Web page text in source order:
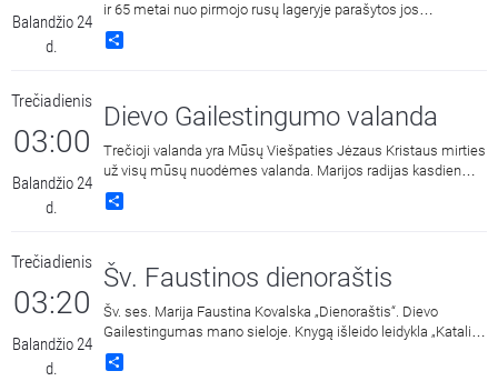
Balandžio 24
d.
ir 65 metai nuo pirmojo rusų lageryje parašytos jos
maldaknygės „Marija, gelbėki mus“ leidimo. Ta proga
Lietuvos politinių kalinių bendrija „Kolyma“ 2024 m. balandžio
Adelės Dirsytės pavyzdys“. Ištraukas iš Adelės Dirsytės
knygos „Jūs manieji: Laiškai“ skaito aktorė Dominyka
Budinavičiūtė.
Trečiadienis
03:00
Balandžio 24
d.
Dievo Gailestingumo valanda
Trečioji valanda yra Mūsų Viešpaties Jėzaus Kristaus mirties
už visų mūsų nuodėmes valanda. Marijos radijas kasdien
15:00 ir 3:00 kviečia melstis drauge kalbant Dievo
Gailestingumo vainikėlį ir litaniją bei pasiklausyti ištraukų iš
gerbiamas Gailestingojo Jėzaus paveikslas, nutapytas pagal
šv. Faustinos regėjimus.
Trečiadienis
03:20
Balandžio 24
d.
Šv. Faustinos dienoraštis
Šv. ses. Marija Faustina Kovalska „Dienoraštis“. Dievo
Gailestingumas mano sieloje. Knygą išleido leidykla „Katalikų
pasaulio leidiniai“, 2014 m.